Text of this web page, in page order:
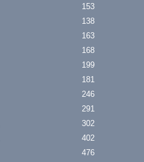
153
138
163
168
199
181
246
291
302
402
476